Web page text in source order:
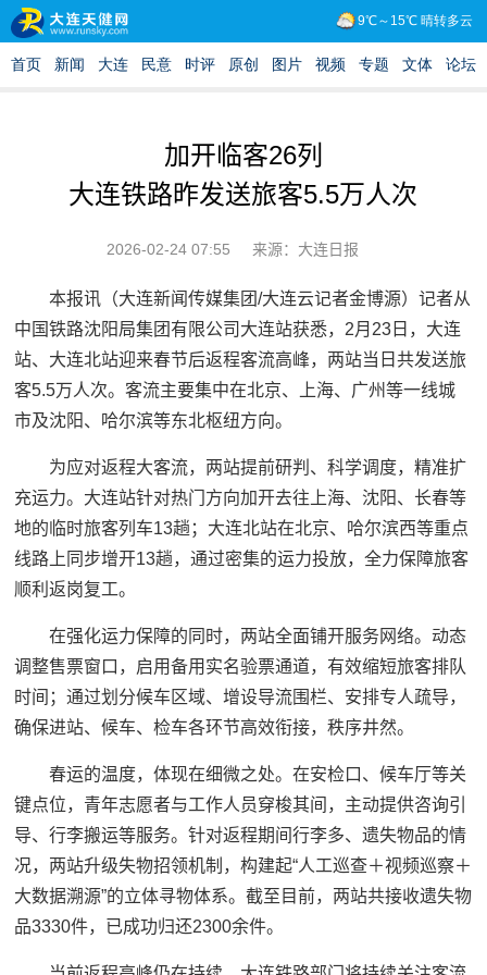
加开临客26列
大连铁路昨发送旅客5.5万人次
2026-02-24 07:55 来源：大连日报
本报讯（大连新闻传媒集团/大连云记者金博源）记者从
中国铁路沈阳局集团有限公司大连站获悉，2月23日，大连
站、大连北站迎来春节后返程客流高峰，两站当日共发送旅
客5.5万人次。客流主要集中在北京、上海、广州等一线城
市及沈阳、哈尔滨等东北枢纽方向。
为应对返程大客流，两站提前研判、科学调度，精准扩
充运力。大连站针对热门方向加开去往上海、沈阳、长春等
地的临时旅客列车13趟；大连北站在北京、哈尔滨西等重点
线路上同步增开13趟，通过密集的运力投放，全力保障旅客
顺利返岗复工。
在强化运力保障的同时，两站全面铺开服务网络。动态
调整售票窗口，启用备用实名验票通道，有效缩短旅客排队
时间；通过划分候车区域、增设导流围栏、安排专人疏导，
确保进站、候车、检车各环节高效衔接，秩序井然。
春运的温度，体现在细微之处。在安检口、候车厅等关
键点位，青年志愿者与工作人员穿梭其间，主动提供咨询引
导、行李搬运等服务。针对返程期间行李多、遗失物品的情
况，两站升级失物招领机制，构建起“人工巡查＋视频巡察＋
大数据溯源”的立体寻物体系。截至目前，两站共接收遗失物
品3330件，已成功归还2300余件。